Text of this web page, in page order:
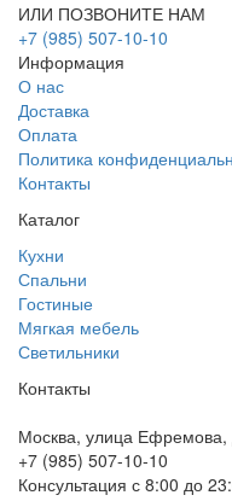
ИЛИ ПОЗВОНИТЕ НАМ
+7 (985) 507-10-10
Информация
О нас
Доставка
Оплата
Политика
Контакты
Каталог
Кухни
Спальни
Гостиные
Мягкая мебель
Светильники
Контакты
Москва, улица Ефремова,
+7 (985) 507-10-10
Консультация с 8:00 до